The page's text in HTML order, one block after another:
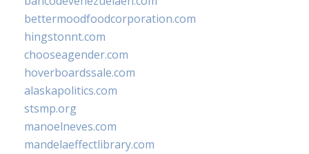
bettermoodfoodcorporation.com
hingstonnt.com
chooseagender.com
hoverboardssale.com
alaskapolitics.com
stsmp.org
manoelneves.com
mandelaeffectlibrary.com